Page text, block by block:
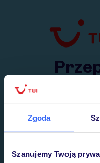
Zgoda
Szanujemy Twoją
Przejdź do TUI.pl
Wysłaliśmy